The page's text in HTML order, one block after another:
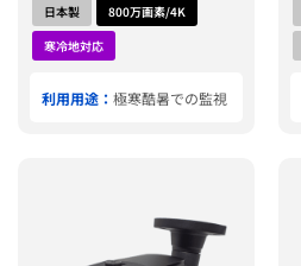
日本製
800万画素/4K
寒冷地対応
利用用途： 極寒酷暑での監視